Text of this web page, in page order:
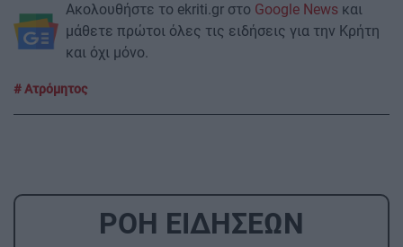
Ακολουθήστε το ekriti.gr στο Google News και
μάθετε πρώτοι όλες τις ειδήσεις για την Κρήτη
και όχι μόνο.
Ατρόμητος
ΡΟΗ ΕΙΔΗΣΕΩΝ